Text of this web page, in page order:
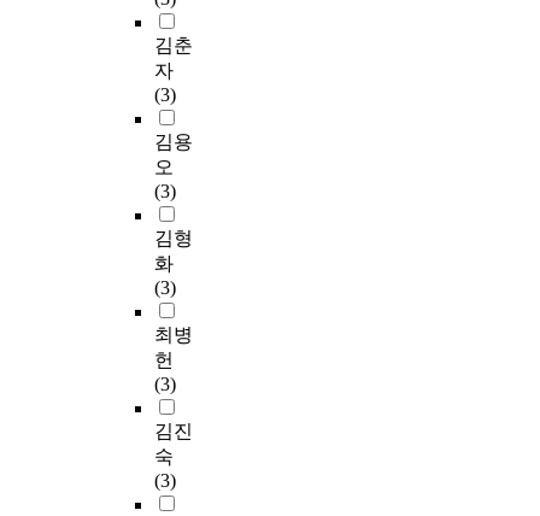
김춘
자
(3)
김용
오
(3)
김형
화
(3)
최병
헌
(3)
김진
숙
(3)